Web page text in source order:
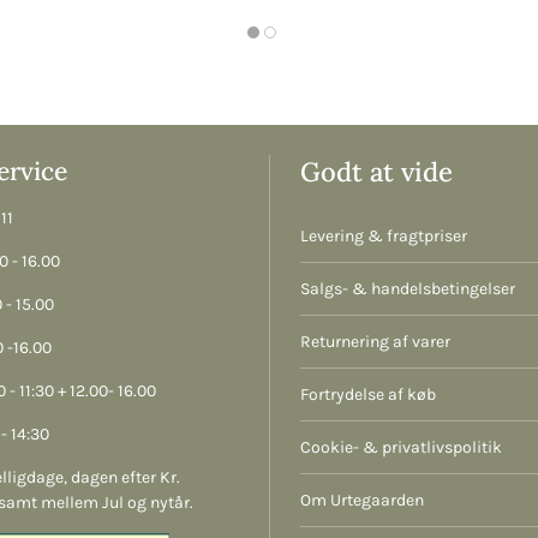
- 16.00
15.00
-16.00
11:30 + 12.00- 16.00
14:30
dagen efter Kr.
mellem Jul og nytår.
Godt at vide
Levering & fragtpriser
Salgs- & handelsbetingelser
Returnering af varer
Fortrydelse af køb
Cookie- & privatlivspolitik
Om Urtegaarden